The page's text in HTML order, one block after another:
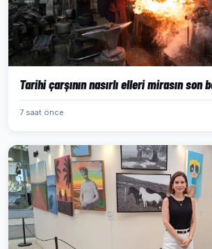
Tarihi çarşının nasırlı elleri mirasın son
7 saat önce